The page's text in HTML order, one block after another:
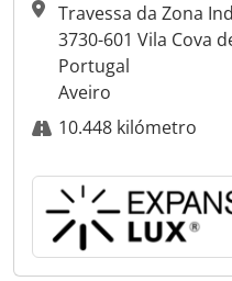
Travessa da Zona
3730-601 Vila Cova
Portugal
Aveiro
10.448 kilómetro